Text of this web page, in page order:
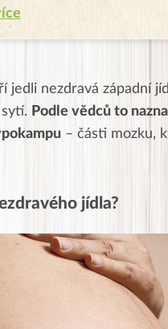
jedli nezdravá západní
Podle vědců to
– části mozku,
jídla?